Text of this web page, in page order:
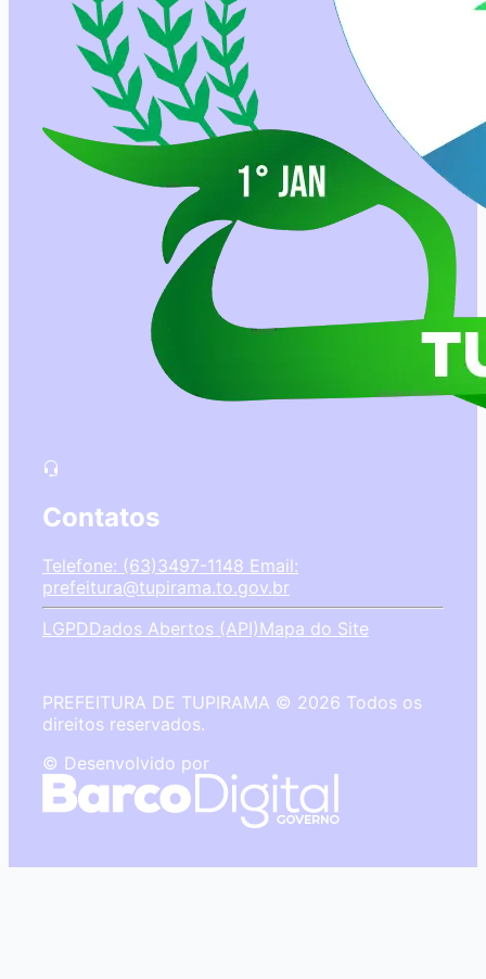
Contatos
Telefone: (63)3497-1148 Email:
prefeitura@tupirama.to.gov.br
LGPDDados Abertos (API)Mapa do Site
PREFEITURA DE TUPIRAMA © 2026 Todos os
direitos reservados.
© Desenvolvido por